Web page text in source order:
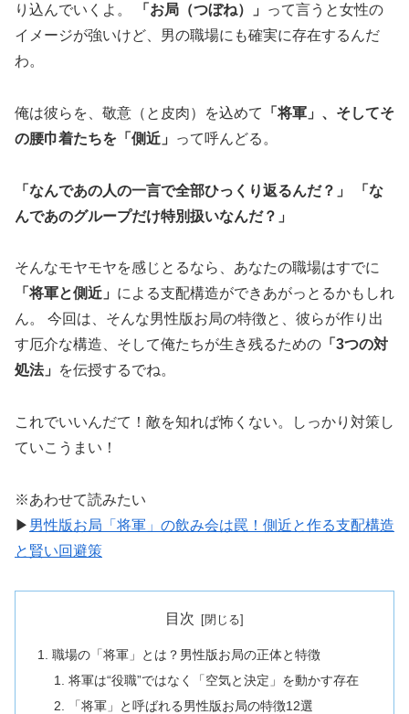
り込んでいくよ。
「お局（つぼね）」
って言うと女性の
イメージが強いけど、男の職場にも確実に存在するんだ
わ。
俺は彼らを、敬意（と皮肉）を込めて
「将軍」、そしてそ
の腰巾着たちを「側近」
って呼んどる。
「なんであの人の一言で全部ひっくり返るんだ？」 「な
んであのグループだけ特別扱いなんだ？」
そんなモヤモヤを感じとるなら、あなたの職場はすでに
「将軍と側近」 による支配構造ができあがっとるかもしれ
ん。 今回は、そんな男性版お局の特徴と、彼らが作り出
す厄介な構造、そして俺たちが生き残るための 「3つの対
処法」
を伝授するでね。
これでいいんだて！敵を知れば怖くない。しっかり対策し
ていこうまい！
※あわせて読みたい
▶ 男性版お局「将軍」の飲み会は罠！側近と作る支配構造
と賢い回避策
目次
職場の「将軍」とは？男性版お局の正体と特徴
将軍は“役職”ではなく「空気と決定」を動かす存在
「将軍」と呼ばれる男性版お局の特徴12選